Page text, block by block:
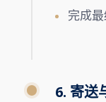
完成
6. 寄送